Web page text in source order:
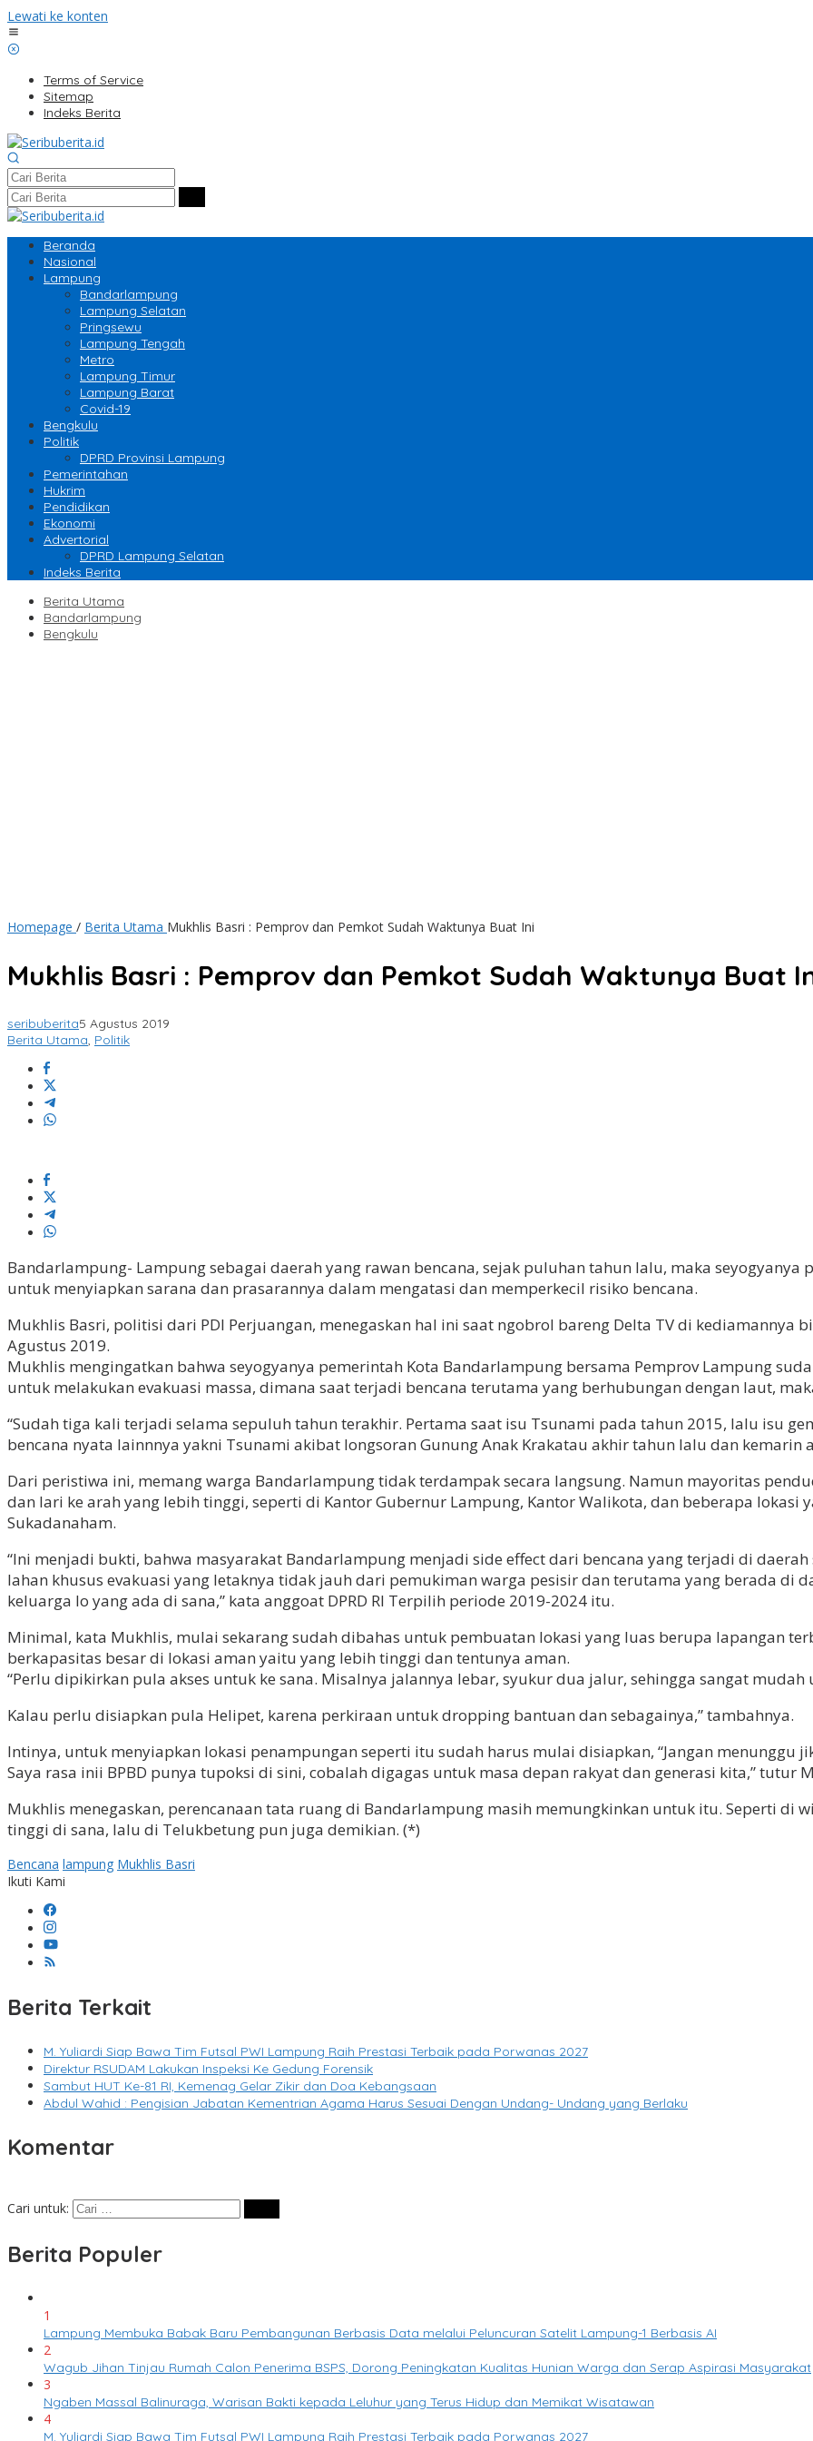
Lewati ke konten
Terms of Service
Sitemap
Indeks Berita
Beranda
Nasional
Lampung
Bandarlampung
Lampung Selatan
Pringsewu
Lampung Tengah
Metro
Lampung Timur
Lampung Barat
Covid-19
Bengkulu
Politik
DPRD Provinsi Lampung
Pemerintahan
Hukrim
Pendidikan
Ekonomi
Advertorial
DPRD Lampung Selatan
Indeks Berita
Berita Utama
Bandarlampung
Bengkulu
Homepage / Berita Utama Mukhlis Basri : Pemprov dan Pemkot Sudah Waktunya Buat Ini
Mukhlis Basri : Pemprov dan Pemkot Sudah Waktunya Buat
seribuberita5 Agustus 2019
Berita Utama, Politik
Bandarlampung- Lampung sebagai daerah yang rawan bencana, sejak puluhan tahun lalu, maka
untuk menyiapkan sarana dan prasarannya dalam mengatasi dan memperkecil risiko bencana.
Mukhlis Basri, politisi dari PDI Perjuangan, menegaskan hal ini saat ngobrol bareng Delta TV di kediamannya
Agustus 2019.
Mukhlis mengingatkan bahwa seyogyanya pemerintah Kota Bandarlampung bersama Pemprov Lampung
untuk melakukan evakuasi massa, dimana saat terjadi bencana terutama yang berhubungan dengan laut,
“Sudah tiga kali terjadi selama sepuluh tahun terakhir. Pertama saat isu Tsunami pada tahun 2015, lalu isu
bencana nyata lainnnya yakni Tsunami akibat longsoran Gunung Anak Krakatau akhir tahun lalu dan kemarin
Dari peristiwa ini, memang warga Bandarlampung tidak terdampak secara langsung. Namun mayoritas
dan lari ke arah yang lebih tinggi, seperti di Kantor Gubernur Lampung, Kantor Walikota, dan beberapa
Sukadanaham.
“Ini menjadi bukti, bahwa masyarakat Bandarlampung menjadi side effect dari bencana yang terjadi di
lahan khusus evakuasi yang letaknya tidak jauh dari pemukiman warga pesisir dan terutama yang berada di
keluarga lo yang ada di sana,” kata anggoat DPRD RI Terpilih periode 2019-2024 itu.
Minimal, kata Mukhlis, mulai sekarang sudah dibahas untuk pembuatan lokasi yang luas berupa lapangan
berkapasitas besar di lokasi aman yaitu yang lebih tinggi dan tentunya aman.
“Perlu dipikirkan pula akses untuk ke sana. Misalnya jalannya lebar, syukur dua jalur, sehingga sangat
Kalau perlu disiapkan pula Helipet, karena perkiraan untuk dropping bantuan dan sebagainya,” tambahnya.
Intinya, untuk menyiapkan lokasi penampungan seperti itu sudah harus mulai disiapkan, “Jangan menunggu
Saya rasa inii BPBD punya tupoksi di sini, cobalah digagas untuk masa depan rakyat dan generasi kita,” tutur
Mukhlis menegaskan, perencanaan tata ruang di Bandarlampung masih memungkinkan untuk itu. Seperti di
tinggi di sana, lalu di Telukbetung pun juga demikian. (*)
Bencana lampung Mukhlis Basri
Ikuti Kami
Berita Terkait
M. Yuliardi Siap Bawa Tim Futsal PWI Lampung Raih Prestasi Terbaik pada Porwanas 2027
Direktur RSUDAM Lakukan Inspeksi Ke Gedung Forensik
Sambut HUT Ke-81 RI, Kemenag Gelar Zikir dan Doa Kebangsaan
Abdul Wahid : Pengisian Jabatan Kementrian Agama Harus Sesuai Dengan Undang- Undang yang Berlaku
Komentar
Cari untuk:
Berita Populer
1
Lampung Membuka Babak Baru Pembangunan Berbasis Data melalui Peluncuran Satelit Lampung-1 Berbasis AI
2
Wagub Jihan Tinjau Rumah Calon Penerima BSPS, Dorong Peningkatan Kualitas Hunian Warga dan Serap Aspirasi Masyarakat
3
Ngaben Massal Balinuraga, Warisan Bakti kepada Leluhur yang Terus Hidup dan Memikat Wisatawan
4
M. Yuliardi Siap Bawa Tim Futsal PWI Lampung Raih Prestasi Terbaik pada Porwanas 2027